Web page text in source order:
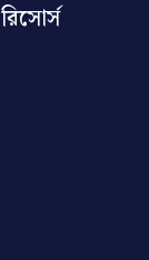
রিসোর্স